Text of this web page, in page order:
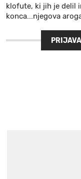
klofute, ki jih je delil
konca...njegova
PRIJAVA